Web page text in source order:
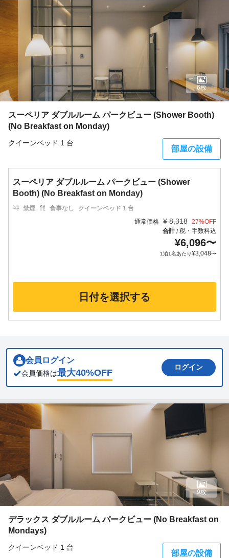
スーペリア ダブルルーム パークビュー (Shower Booth)
(No Breakfast on Monday)
クイーンベッド 1 台
部屋の設備
6枚
スーペリア ダブルルーム パークビュー (Shower
Booth) (No Breakfast on Monday)
禁煙 食事なし
クイーンベッド 1 台
通常価格 ¥ 8,318 27%OFF
合計/税・手数料込
¥6,096〜
1泊1名あたり¥3,048〜
日付を選択する
会員ログイン
会員価格は最大40%OFF
ログイン
デラックス ダブルルーム パークビュー (No Breakfast on
Mondays)
クイーンベッド 1 台
部屋の設備
9枚